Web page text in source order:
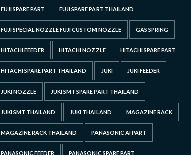
FUJI SPARE PART FUJI SPARE PART THAILAND
FUJI SPECIAL NOZZLE FUJI CUSTOM NOZZLE GAS SPRING
HITACHI FEEDER HITACHI NOZZLE HITACHI SPARE PART
HITACHI SPARE PART THAILAND JUKI JUKI FEEDER
JUKI NOZZLE JUKI SMT SPARE PART THAILAND
JUKI SMT THAILAND JUKI THAILAND MAGAZINE RACK
MAGAZINE RACK THAILAND PANASONIC AI PART
PANASONIC FEEDER PANASONIC SPARE PART